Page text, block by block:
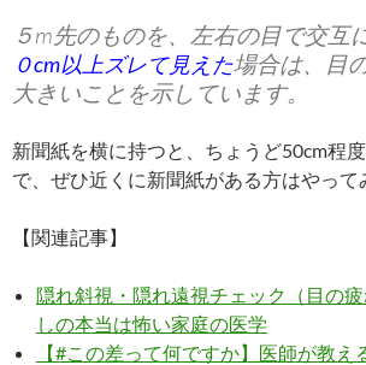
５m先のものを、左右の目で交互
０cm以上ズレて見えた場合は、目
大きいことを示しています。
新聞紙を横に持つと、ちょうど50cm程
で、ぜひ近くに新聞紙がある方はやって
【関連記事】
隠れ斜視・隠れ遠視チェック（目の
しの本当は怖い家庭の医学
【#この差って何ですか】医師が教え